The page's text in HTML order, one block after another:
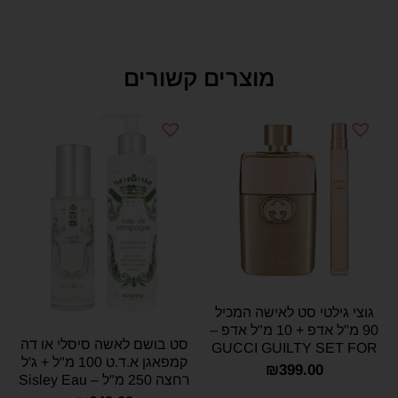
מוצרים קשורים
גוצי גילטי סט לאישה המכיל
90 מ"ל אדפ + 10 מ"ל אדפ –
GUCCI GUILTY SET FOR
WOMEN 100 ML + 10 ML
₪399.00
סט בושם לאשה סיסלי או דה
קמפאגן א.ד.ט 100 מ"ל + ג'ל
רחצה 250 מ"ל – Sisley Eau